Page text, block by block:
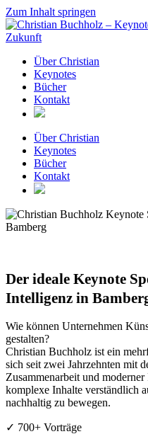
Zum Inhalt springen
Über Christian
Keynotes
Bücher
Kontakt
Über Christian
Keynotes
Bücher
Kontakt
Der ideale Keynote
Intelligenz in
Wie können Unternehmen
gestalten?
Christian Buchholz ist ein
sich seit zwei Jahrzehnten mit
Zusammenarbeit und
komplexe Inhalte verständlich
nachhaltig zu bewegen.
✓ 700+ Vorträge